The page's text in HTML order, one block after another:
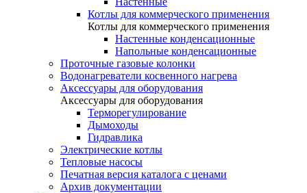
Котлы для коммерческого применения
Котлы для коммерческого применения
Настенные конденсационные
Напольные конденсационные
Проточные газовые колонки
Водонагреватели косвенного нагрева
Аксессуары для оборудования
Аксессуары для оборудования
Терморегулирование
Дымоходы
Гидравлика
Электрические котлы
Тепловые насосы
Печатная версия каталога с ценами
Архив документации